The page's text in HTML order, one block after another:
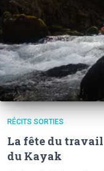
RÉCITS SORTIES
La fête du
du Kayak